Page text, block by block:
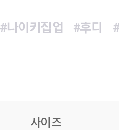
#나이키집업 #후디
사이즈